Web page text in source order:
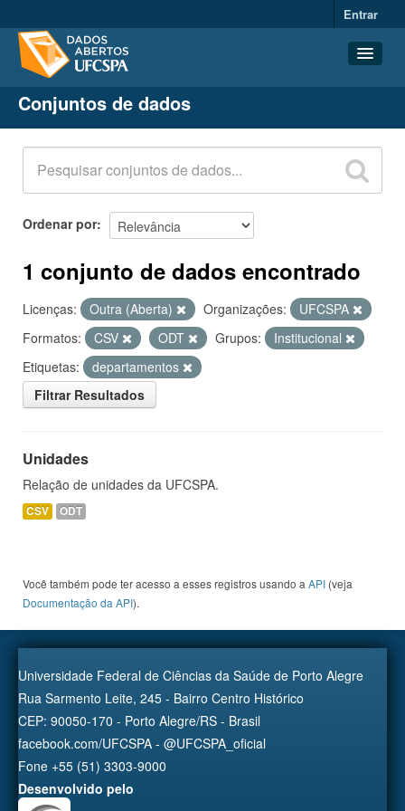
Entrar
Conjuntos de dados
Organizações
Grupos
Sobre
Conjuntos de dados
Ordenar por
1 conjunto de dados encontrado
Licenças: Outra (Aberta) Organizações:
UFCSPA
Formatos:
CSV ODT Grupos:
Institucional
Etiquetas:
departamentos
Filtrar Resultados
Unidades
Relação de unidades da UFCSPA.
CSV ODT
Você também pode ter acesso a esses registros usando a API (veja
Documentação da API).
Universidade Federal de Ciências da Saúde de Porto Alegre
Rua Sarmento Leite, 245 - Bairro Centro Histórico
CEP: 90050-170 - Porto Alegre/RS - Brasil
facebook.com/UFCSPA - @UFCSPA_oficial
Fone +55 (51) 3303-9000
Desenvolvido pelo